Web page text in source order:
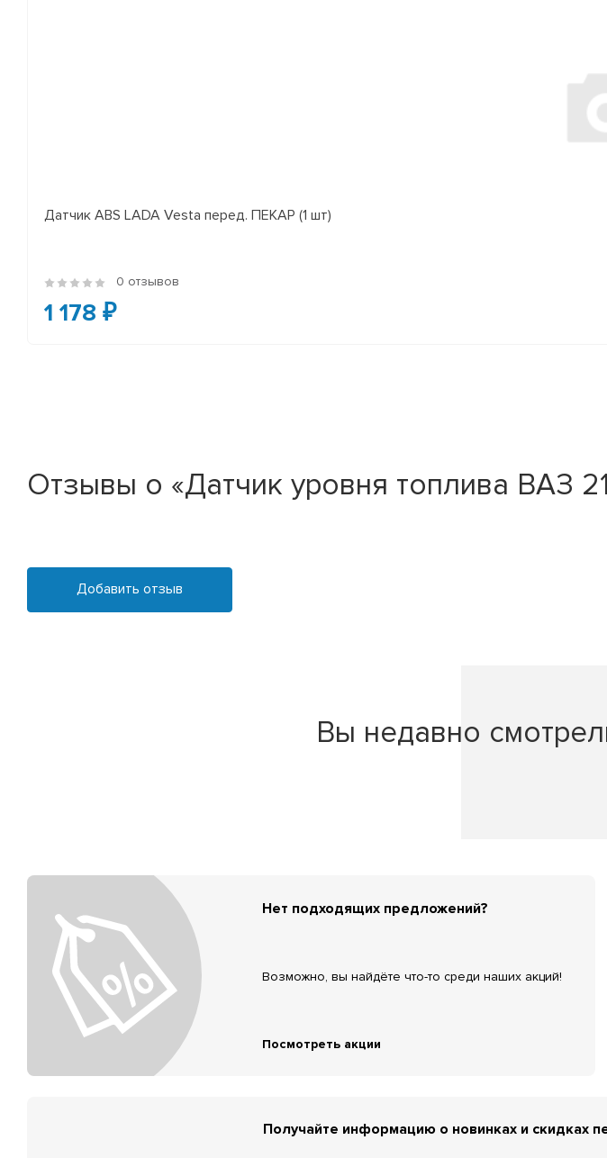
Датчик ABS LADA Vesta перед. ПЕКАР (1 шт)
0 отзывов
1 178 ₽
Отзывы о «Датчик уровня топлива ВАЗ
Добавить отзыв
Вы недавно
Нет подходящих предложений?
Возможно, вы найдёте что-то среди наших акций!
Посмотреть акции
Получайте информацию о новинках и скидках